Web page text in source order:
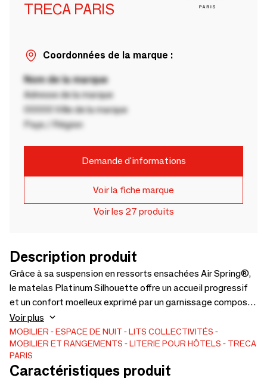
TRECA PARIS
Coordonnées de la marque :
Nom de la marque
Adresse de la marque
00000 Ville de la marque
Pays / Région
Demande d'informations
Voir la fiche marque
Voir les 27 produits
Description produit
Grâce à sa suspension en ressorts ensachées Air Spring®,
le matelas Platinum Silhouette offre un accueil progressif
et un confort moelleux exprimé par un garnissage composé
de matières souples et résilientes. Accessible en 3 niveaux
de fermeté différents, il s'adapte au besoin de son dormeur.
Pour une expérience de sommeil encore plus poussée, le
matelas Platinum Silhouette s'associe à une literie de
relaxation pour un moment de bien-être supérieur. Sa
Voir plus
MOBILIER ESPACE DE NUIT LITS COLLECTIVITÉS
MOBILIER ET RANGEMENTS
LITERIE POUR HÔTELS
TRECA
PARIS
Caractéristiques produit